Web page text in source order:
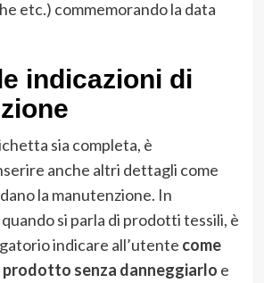
etc.) commemorando la data
indicazioni di
sia completa, è
anche altri dettagli come
la manutenzione. In
si parla di prodotti tessili, è
indicare all’utente come
senza danneggiarlo e